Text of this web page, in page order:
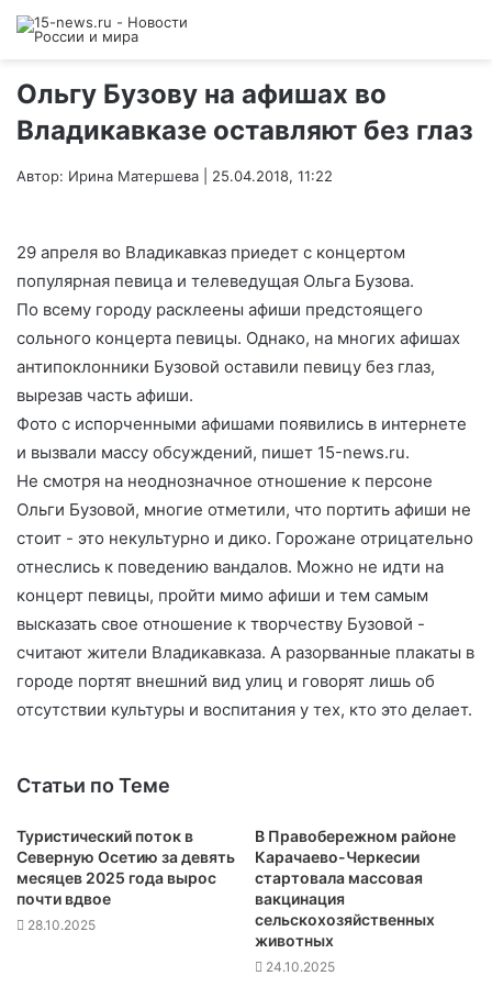
Ольгу Бузову на афишах во
Владикавказе оставляют без глаз
Автор: Ирина Матершева | 25.04.2018, 11:22
29 апреля во Владикавказ приедет с концертом
популярная певица и телеведущая Ольга Бузова.
По всему городу расклеены афиши предстоящего
сольного концерта певицы. Однако, на многих афишах
антипоклонники Бузовой оставили певицу без глаз,
вырезав часть афиши.
Фото с испорченными афишами появились в интернете
и вызвали массу обсуждений, пишет 15-news.ru.
Не смотря на неоднозначное отношение к персоне
Ольги Бузовой, многие отметили, что портить афиши не
стоит - это некультурно и дико. Горожане отрицательно
отнеслись к поведению вандалов. Можно не идти на
концерт певицы, пройти мимо афиши и тем самым
высказать свое отношение к творчеству Бузовой -
считают жители Владикавказа. А разорванные плакаты в
городе портят внешний вид улиц и говорят лишь об
отсутствии культуры и воспитания у тех, кто это делает.
Статьи по Теме
Туристический поток в
Северную Осетию за девять
месяцев 2025 года вырос
почти вдвое
28.10.2025
В Правобережном районе
Карачаево-Черкесии
стартовала массовая
вакцинация
сельскохозяйственных
животных
24.10.2025